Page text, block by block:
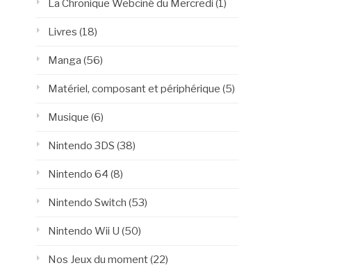
La Chronique Webciné du Mercredi (1)
Livres (18)
Manga (56)
Matériel, composant et périphérique (5)
Musique (6)
Nintendo 3DS (38)
Nintendo 64 (8)
Nintendo Switch (53)
Nintendo Wii U (50)
Nos Jeux du moment(22)